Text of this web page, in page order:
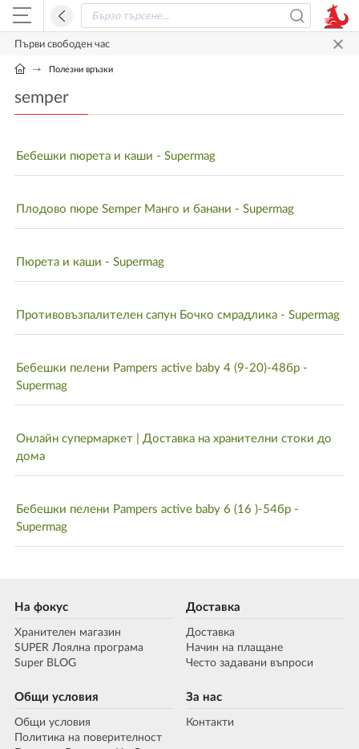
Първи свободен час
Полезни връзки
semper
Бебешки пюрета и каши - Supermag
Плодово пюре Semper Манго и банани - Supermag
Пюрета и каши - Supermag
Противовъзпалителен сапун Бочко смрадлика - Supermag
Бебешки пелени Pampers active baby 4 (9-20)-48бр -
Supermag
Онлайн супермаркет | Доставка на хранителни стоки до
дома
Бебешки пелени Pampers active baby 6 (16 )-54бр -
Supermag
На фокус
Хранителен магазин
SUPER Лоялна програма
Super BLOG
Доставка
Доставка
Начин на плащане
Често задавани въпроси
Общи условия
Общи условия
Политика на поверителност
За нас
Контакти